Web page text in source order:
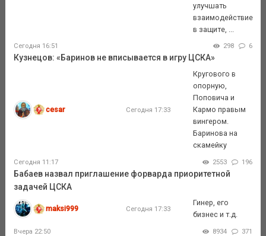
улучшать
взаимодействие
в защите, ...
Сегодня 16:51 298 6
Кузнецов: «Баринов не вписывается в игру ЦСКА»
cesar Сегодня 17:33
Кругового в
опорную,
Поповича и
Кармо правым
вингером.
Баринова на
скамейку
Сегодня 11:17 2553 196
Бабаев назвал приглашение форварда приоритетной
задачей ЦСКА
maksi999 Сегодня 17:33
Гинер, его
бизнес и т.д.
Вчера 22:50 8934 371